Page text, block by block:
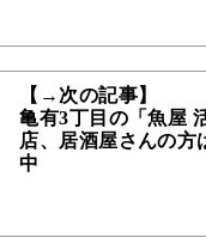
【→次の記事】
亀有3丁目の「魚屋
店、居酒屋さんの方
中